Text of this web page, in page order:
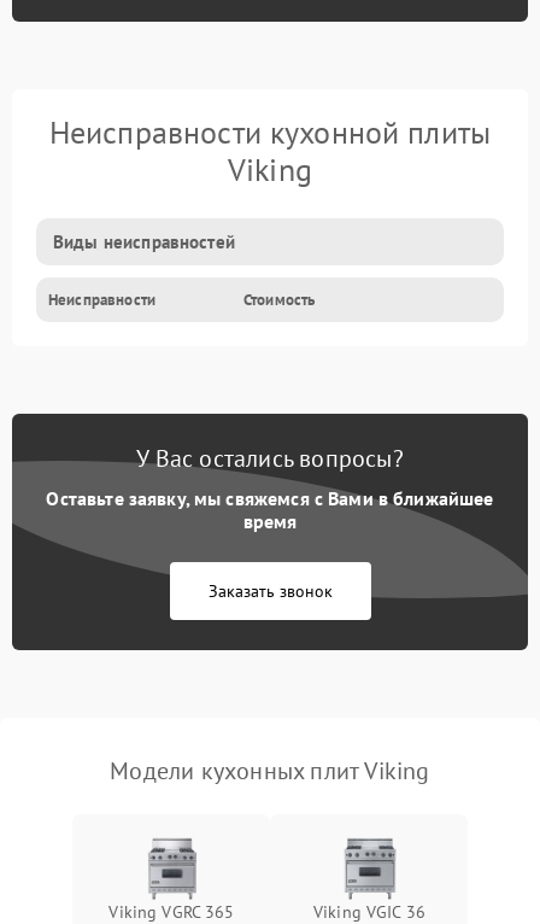
Неисправности кухонной плиты
Viking
Виды неисправностей
Неисправности Стоимость
У Вас остались вопросы?
Оставьте заявку, мы свяжемся с Вами в ближайшее
время
Заказать звонок
Модели кухонных плит Viking
Viking VGRC 365 Viking VGIC 36